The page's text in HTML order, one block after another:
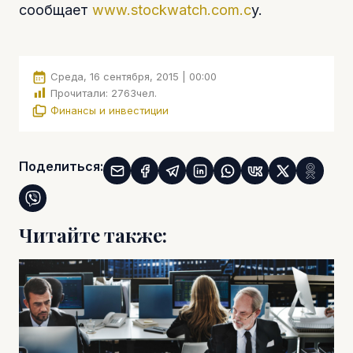
сообщает www.stockwatch.com.cy.
Среда, 16 сентября, 2015 | 00:00
Прочитали: 2763чел.
Финансы и инвестиции
Поделиться:
Читайте также: